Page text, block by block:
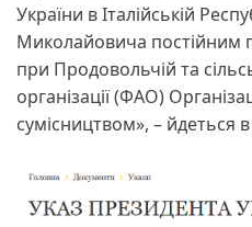
України в Італійській
Миколайовича постійним
при Продовольчій та
організації (ФАО)
сумісництвом», – йдеться в